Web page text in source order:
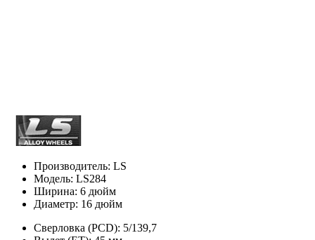
Производитель: LS
Модель: LS284
Ширина: 6 дюйм
Диаметр: 16 дюйм
Сверловка (PCD): 5/139,7